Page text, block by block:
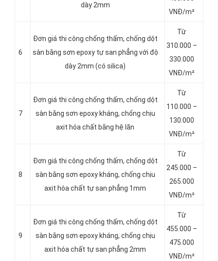
dày 2mm
VNĐ/m²
6
Đơn giá thi công chống thấm, chống dột
sàn bằng sơn epoxy tự san phẳng với độ
dày 2mm (có silica)
Từ
310.000 –
330.000
VNĐ/m²
7
Đơn giá thi công chống thấm, chống dột
sàn bằng sơn epoxy kháng, chống chịu
axit hóa chất bằng hệ lăn
Từ
110.000 –
130.000
VNĐ/m²
8
Đơn giá thi công chống thấm, chống dột
sàn bằng sơn epoxy kháng, chống chịu
axit hóa chất tự san phẳng 1mm
Từ
245.000 –
265.000
VNĐ/m²
9
Đơn giá thi công chống thấm, chống dột
sàn bằng sơn epoxy kháng, chống chịu
axit hóa chất tự san phẳng 2mm
Từ
455.000 –
475.000
VNĐ/m²